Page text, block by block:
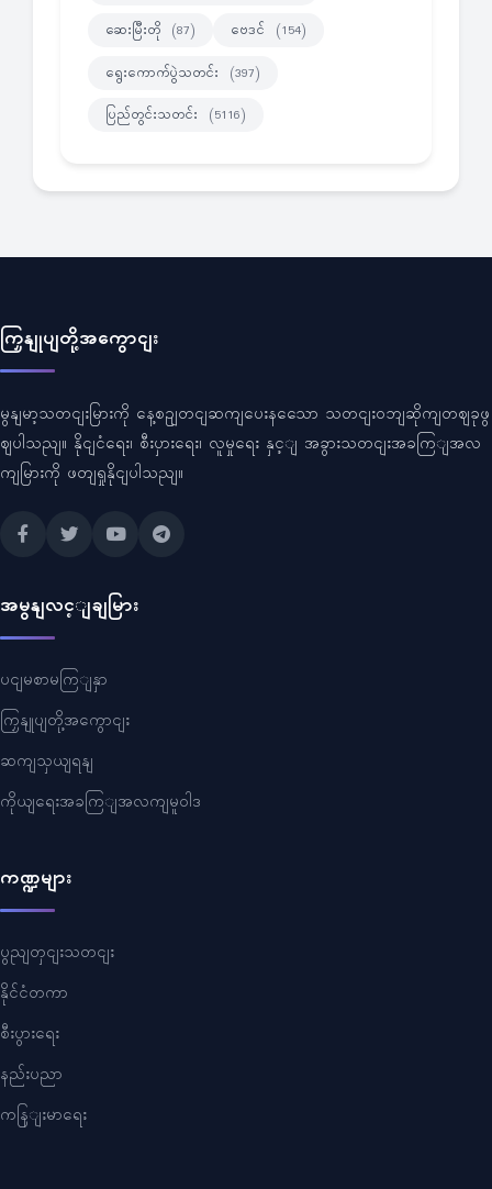
ဆေးမြီးတို (87) ဗေဒင် (154)
ရွေးကောက်ပွဲသတင်း (397)
ပြည်တွင်းသတင်း (5116)
ကြှနျုပျတို့အကွောငျး
မွနျမာ့သတငျးမြားကို နေ့စဥျတငျဆကျပေးနသေော သတငျးဝဘျဆိုကျတဈခုဖွ
ဈပါသညျ။ နိုငျငံရေး၊ စီးပှားရေး၊ လူမှုရေး နှင့ျ အခွားသတငျးအခကြျအလ
ကျမြားကို ဖတျရှုနိုငျပါသညျ။
အမွနျလင့ျချမြား
ပငျမစာမကြျနှာ
ကြှနျုပျတို့အကွောငျး
ဆကျသှယျရနျ
ကိုယျရေးအခကြျအလကျမူဝါဒ
ကဏ္ဍများ
ပွညျတှငျးသတငျး
နိုင်ငံတကာ
စီးပွားရေး
နည်းပညာ
ကနြျးမာရေး